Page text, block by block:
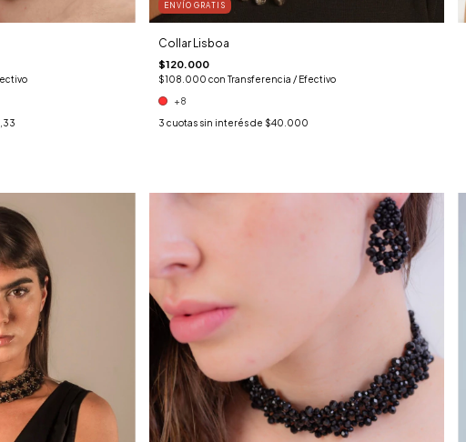
ENVÍO GRATIS
Collar Lisboa
$120.000
$108.000 con Transferencia / Efectivo
+8
3 cuotas sin interés de $40.000